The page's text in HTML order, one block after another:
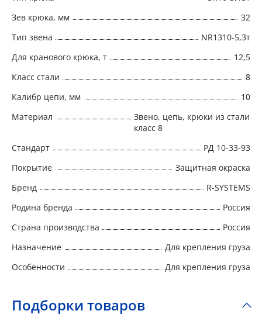
Зев крюка, мм
32
Тип звена
NR1310-5,3т
Для кранового крюка, т
12,5
Класс стали
8
Калибр цепи, мм
10
Материал
Звено, цепь, крюки из стали
класс 8
Стандарт
РД 10-33-93
Покрытие
Защитная окраска
Бренд
R-SYSTEMS
Родина бренда
Россия
Страна производства
Россия
Назначение
Для крепления груза
Особенности
Для крепления груза
Подборки товаров